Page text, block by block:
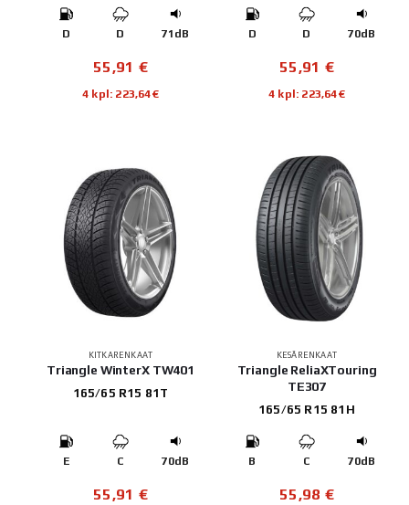
D D 71dB
55,91 €
4 kpl: 223,64€
D D 70dB
55,91 €
4 kpl: 223,64€
KITKARENKAAT
Triangle WinterX TW401
165/65 R15 81T
E C 70dB
55,91 €
KESÄRENKAAT
Triangle ReliaXTouring
TE307
165/65 R15 81H
B C 70dB
55,98 €